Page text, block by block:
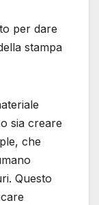
per dare
stampa
sia creare
che
Questo